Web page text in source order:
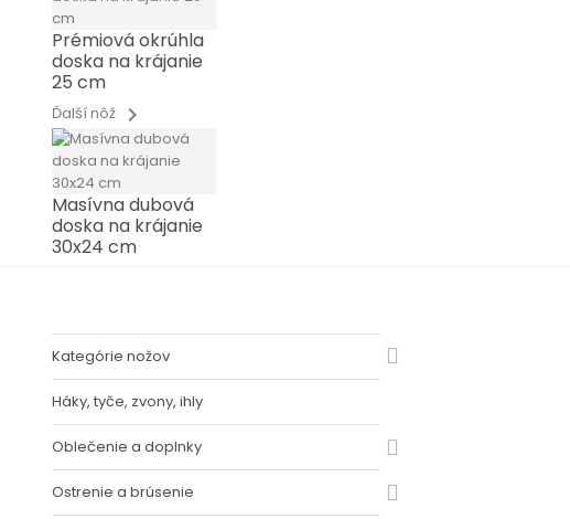
Prémiová okrúhla
doska na krájanie
25 cm
Ďalší nôž chevron_right
Masívna dubová
doska na krájanie
30x24 cm
Kategórie nožov
Háky, tyče, zvony, ihly
Oblečenie a doplnky
Ostrenie a brúsenie